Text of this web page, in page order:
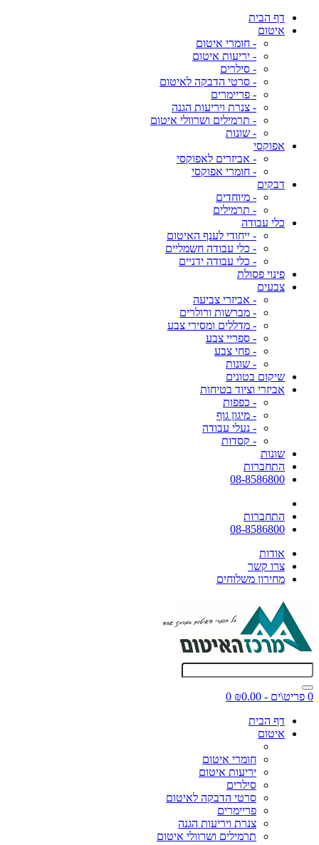
דף הבית
איטום
- חומרי איטום
- יריעות איטום
- סילרים
- סרטי הדבקה לאיטום
- פריימרים
- צנרת ויריעות הגנה
- תרמילים ושרוולי איטום
- שונות
אפוקסי
- אביזרים לאפוקסי
- חומרי אפוקסי
דבקים
- מיוחדים
- תרמילים
כלי עבודה
- ייחודי לענף האיטום
- כלי עבודה חשמליים
- כלי עבודה ידניים
פינוי פסולת
צבעים
- אביזרי צביעה
- מברשות ורולרים
- מדללים ומסירי צבע
- ספריי צבע
- פחי צבע
- שונות
שיקום בטונים
אביזרי וציוד בטיחות
- כפפות
- מיגון גוף
- נעלי עבודה
- קסדות
שונות
התחברות
08-8586800
התחברות
08-8586800
אודות
צרו קשר
מחירון משלוחים
0 פריט\ים - ₪0.00
0
דף הבית
איטום
חומרי איטום
יריעות איטום
סילרים
סרטי הדבקה לאיטום
פריימרים
צנרת ויריעות הגנה
תרמילים ושרוולי איטום